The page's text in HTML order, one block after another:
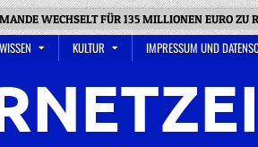
WECHSELT FÜR 135 MILLIONEN EURO ZU
KULTUR IMPRESSUM UND